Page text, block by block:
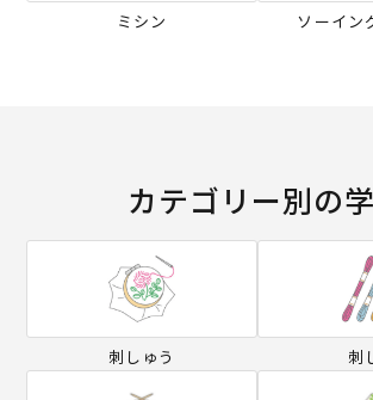
ミシン ソーイン
カテゴリー別の
刺しゅう 刺